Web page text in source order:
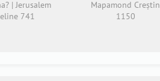
| Jerusalem
741
Mapamond Creștin
1150